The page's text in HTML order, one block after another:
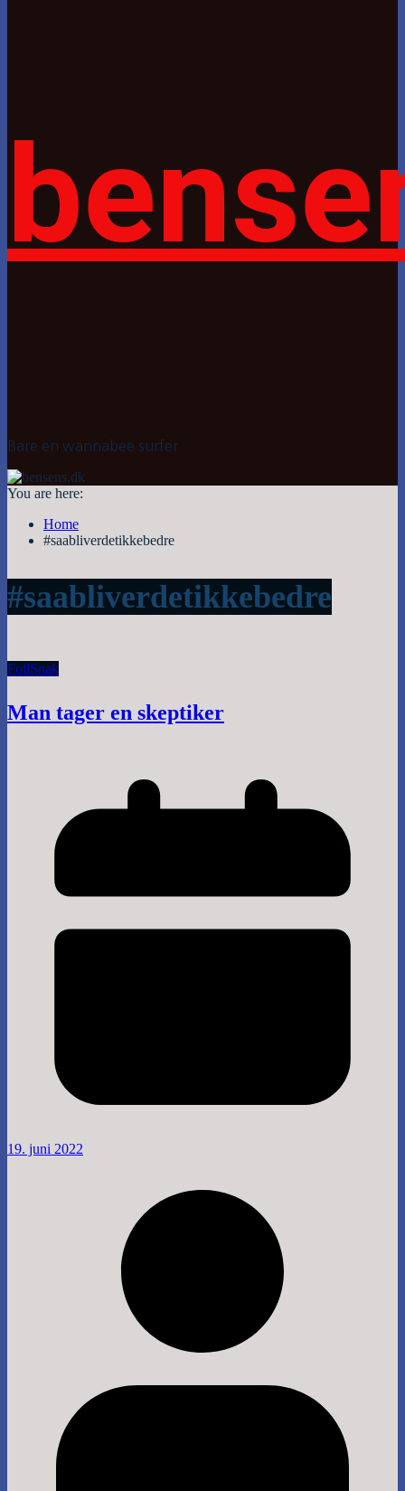
Bare en wannabee surfer
You are here:
Home
#saabliverdetikkebedre
#saabliverdetikkebedre
FoilSnak
Man tager en skeptiker
19. juni 2022